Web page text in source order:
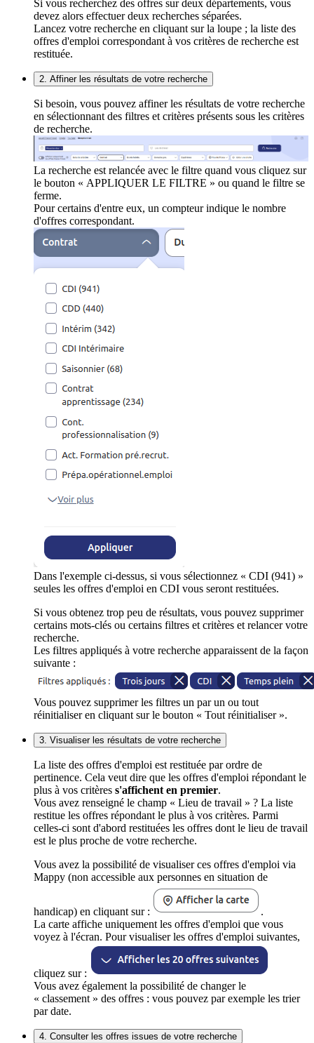
Si vous recherchez des offres sur deux départements, vous
devez alors effectuer deux recherches séparées.
Lancez votre recherche en cliquant sur la loupe ; la liste des
offres d'emploi correspondant à vos critères de recherche est
restituée.
2. Affiner les résultats de votre recherche
Si besoin, vous pouvez affiner les résultats de votre recherche
en sélectionnant des filtres et critères présents sous les critères
de recherche.
La recherche est relancée avec le filtre quand vous cliquez sur
le bouton « APPLIQUER LE FILTRE » ou quand le filtre se
ferme.
Pour certains d'entre eux, un compteur indique le nombre
d'offres correspondant.
Dans l'exemple ci-dessus, si vous sélectionnez « CDI (941) »
seules les offres d'emploi en CDI vous seront restituées.
Si vous obtenez trop peu de résultats, vous pouvez supprimer
certains mots-clés ou certains filtres et critères et relancer votre
recherche.
Les filtres appliqués à votre recherche apparaissent de la façon
suivante :
Vous pouvez supprimer les filtres un par un ou tout
réinitialiser en cliquant sur le bouton « Tout réinitialiser ».
3. Visualiser les résultats de votre recherche
La liste des offres d'emploi est restituée par ordre de
pertinence. Cela veut dire que les offres d'emploi répondant le
plus à vos critères s'affichent en premier.
Vous avez renseigné le champ « Lieu de travail » ? La liste
restitue les offres répondant le plus à vos critères. Parmi
celles-ci sont d'abord restituées les offres dont le lieu de travail
est le plus proche de votre recherche.
Vous avez la possibilité de visualiser ces offres d'emploi via
Mappy (non accessible aux personnes en situation de
handicap) en cliquant sur :
.
La carte affiche uniquement les offres d'emploi que vous
voyez à l'écran. Pour visualiser les offres d'emploi suivantes,
cliquez sur :
Vous avez également la possibilité de changer le
« classement » des offres : vous pouvez par exemple les trier
par date.
4. Consulter les offres issues de votre recherche